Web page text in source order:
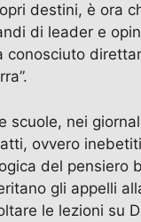
destini, è ora
di leader e
conosciuto
scuole, nei
ovvero
del
gli appelli
le lezioni su